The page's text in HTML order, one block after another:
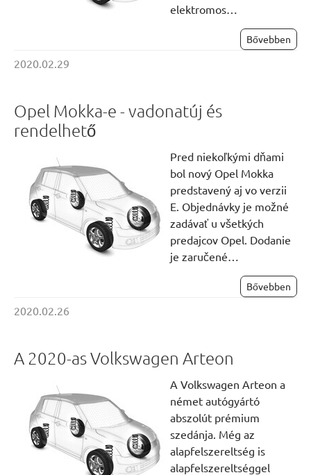
elektromos…
Bővebben
2020.02.29
Opel Mokka-e - vadonatúj és
rendelhető
Pred niekoľkými dňami
bol nový Opel Mokka
predstavený aj vo verzii
E. Objednávky je možné
zadávať u všetkých
predajcov Opel. Dodanie
je zaručené…
Bővebben
2020.02.26
A 2020-as Volkswagen Arteon
A Volkswagen Arteon a
német autógyártó
abszolút prémium
szedánja. Még az
alapfelszereltség is
alapfelszereltséggel